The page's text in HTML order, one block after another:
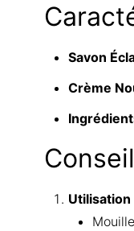
Savon
Crème
Utilisation